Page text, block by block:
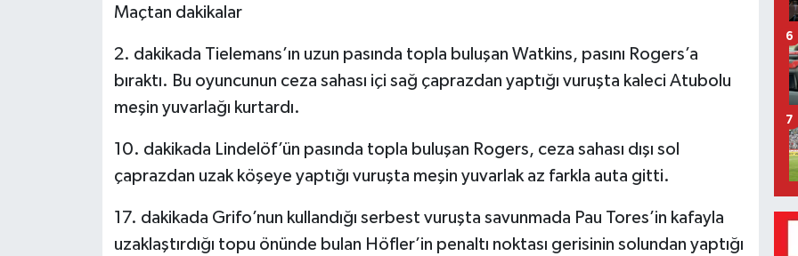
Maçtan dakikalar
2. dakikada Tielemans’ın uzun pasında topla buluşan Watkins, pasını Rogers’a
bıraktı. Bu oyuncunun ceza sahası içi sağ çaprazdan yaptığı vuruşta kaleci Atubolu
meşin yuvarlağı kurtardı.
10. dakikada Lindelöf’ün pasında topla buluşan Rogers, ceza sahası dışı sol
çaprazdan uzak köşeye yaptığı vuruşta meşin yuvarlak az farkla auta gitti.
17. dakikada Grifo’nun kullandığı serbest vuruşta savunmada Pau Tores’in kafayla
uzaklaştırdığı topu önünde bulan Höfler’in penaltı noktası gerisinin solundan yaptığı
6
7